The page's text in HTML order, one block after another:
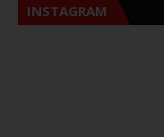
INSTAGRAM